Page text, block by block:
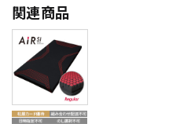
関連商品